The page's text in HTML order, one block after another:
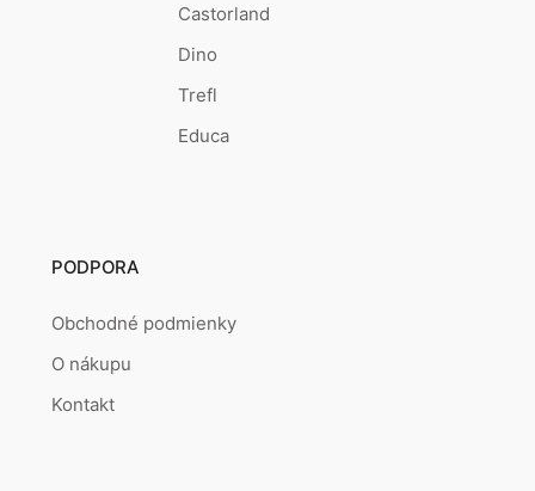
Castorland
Dino
Trefl
Educa
PODPORA
Obchodné podmienky
O nákupu
Kontakt